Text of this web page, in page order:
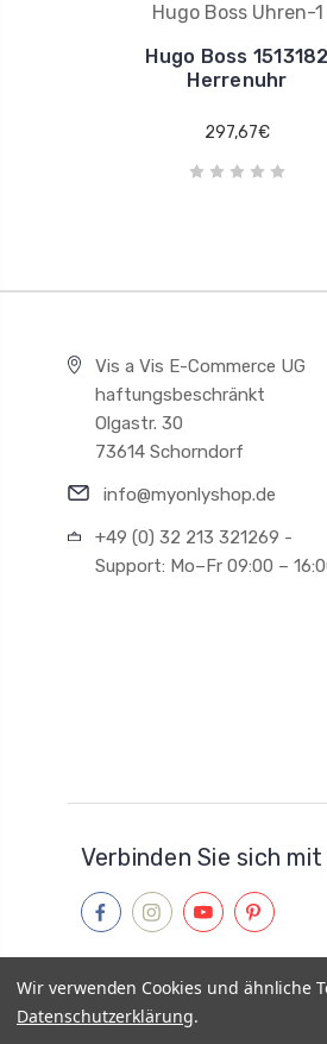
Hugo Boss Uhren-1
Hugo Boss 1513182
Herrenuhr
297,67€
Vis a Vis E-Commerce UG
haftungsbeschränkt
Olgastr. 30
73614 Schorndorf
info@myonlyshop.de
+49 (0) 32 213 321269 -
Support: Mo–Fr 09:00 –
Verbinden Sie sich
Wir verwenden Cookies und ähnliche
Datenschutzerklärung.